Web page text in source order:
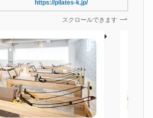
https://pilates-k.jp/
スクロールできます